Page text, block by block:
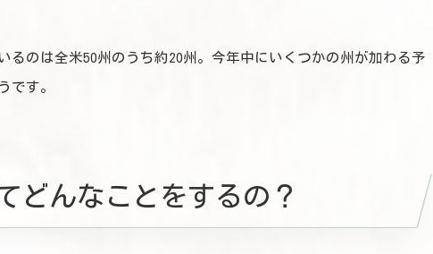
るのは全米50州のうち約20州。今年中にいくつかの州が加わる予
です。
どんなことをするの？